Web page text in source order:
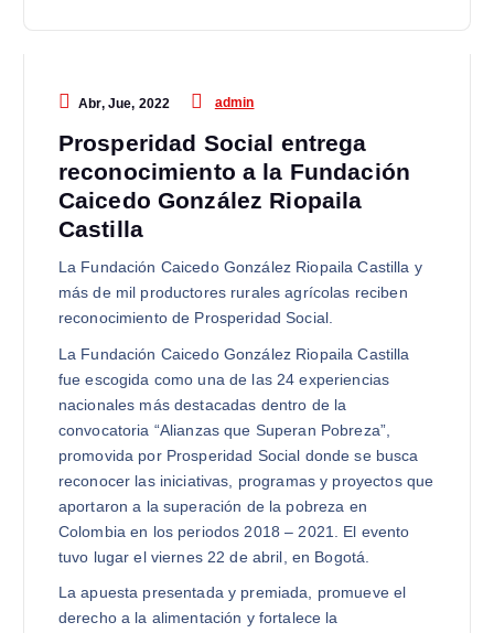
Abr, Jue, 2022 admin
Prosperidad Social entrega
reconocimiento a la Fundación
Caicedo González Riopaila
Castilla
La Fundación Caicedo González Riopaila Castilla y
más de mil productores rurales agrícolas reciben
reconocimiento de Prosperidad Social.
La Fundación Caicedo González Riopaila Castilla
fue escogida como una de las 24 experiencias
nacionales más destacadas dentro de la
convocatoria “Alianzas que Superan Pobreza”,
promovida por Prosperidad Social donde se busca
reconocer las iniciativas, programas y proyectos que
aportaron a la superación de la pobreza en
Colombia en los periodos 2018 – 2021. El evento
tuvo lugar el viernes 22 de abril, en Bogotá.
La apuesta presentada y premiada, promueve el
derecho a la alimentación y fortalece la